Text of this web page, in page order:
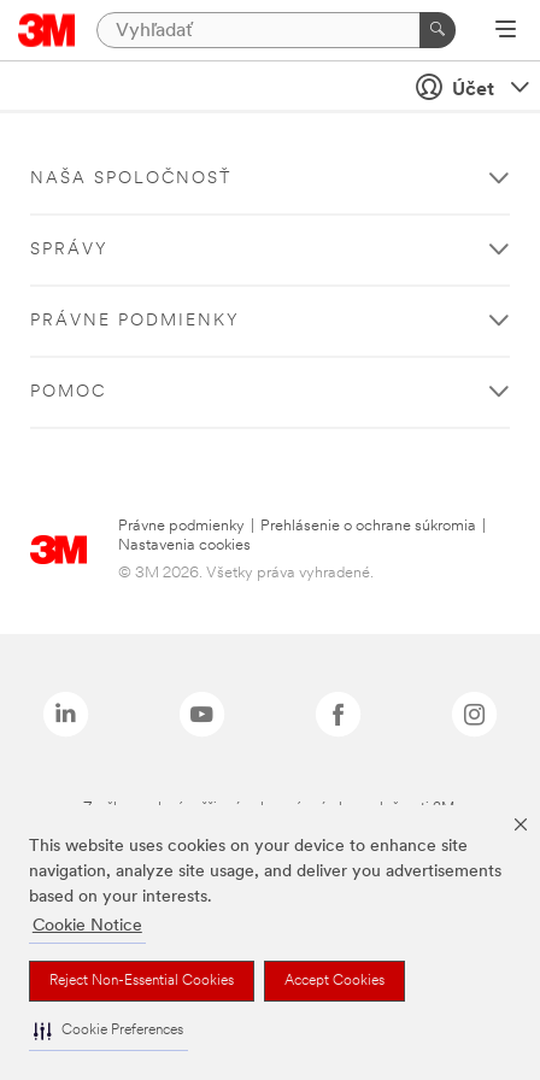
This website uses cookies on your device to enhance site
navigation, analyze site usage, and deliver you advertisements
based on your interests.
Cookie Notice
Reject Non-Essential Cookies Accept Cookies
Cookie Preferences
Účet
NAŠA SPOLOČNOSŤ
SPRÁVY
PRÁVNE PODMIENKY
POMOC
Právne podmienky Prehlásenie o ochrane súkromia
Nastavenia cookies
© 3M 2026. Všetky práva vyhradené.
Značky uvedené vyššie sú ochranné známky spoločnosti 3M.